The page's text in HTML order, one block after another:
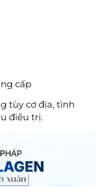
cấp
tùy cơ địa, tình
điều trị.